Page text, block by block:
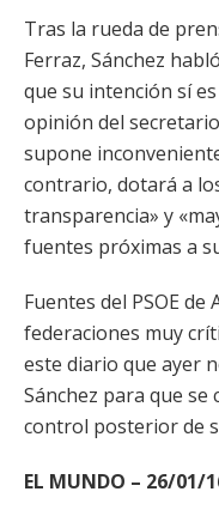
Tras la rueda de
Ferraz, Sánchez
que su intención sí
opinión del
supone
contrario, dotará a
transparencia» y
fuentes próximas a
Fuentes del PSOE de
federaciones muy
este diario que ayer
Sánchez para que
control posterior de
EL MUNDO – 26/01/